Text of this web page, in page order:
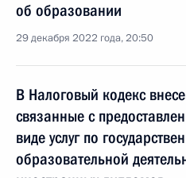
об образовании
29 декабря 2022 года, 20:50
В Налоговый кодекс
связанные с
виде услуг по
образовательной